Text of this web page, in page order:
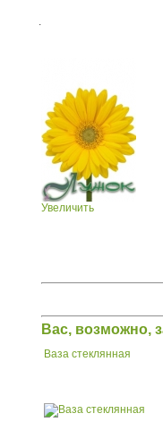
.
Увеличить
Вас, возможно,
Ваза стеклянная